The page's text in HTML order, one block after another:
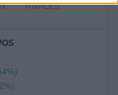
RIVALES